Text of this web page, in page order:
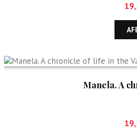
Manela. A